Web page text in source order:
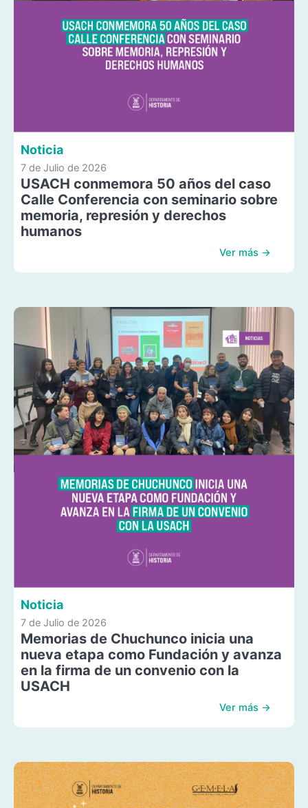
Noticia
7 de Julio de 2026
USACH conmemora 50 años del caso
Calle Conferencia con seminario sobre
memoria, represión y derechos
humanos
Ver más →
Noticia
7 de Julio de 2026
Memorias de Chuchunco inicia una
nueva etapa como Fundación y avanza
en la firma de un convenio con la
USACH
Ver más →